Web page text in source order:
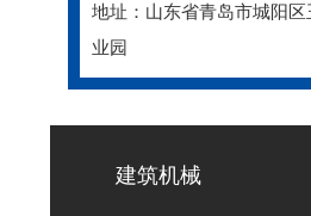
地址：山东省青岛市城阳区
业园
建筑机械